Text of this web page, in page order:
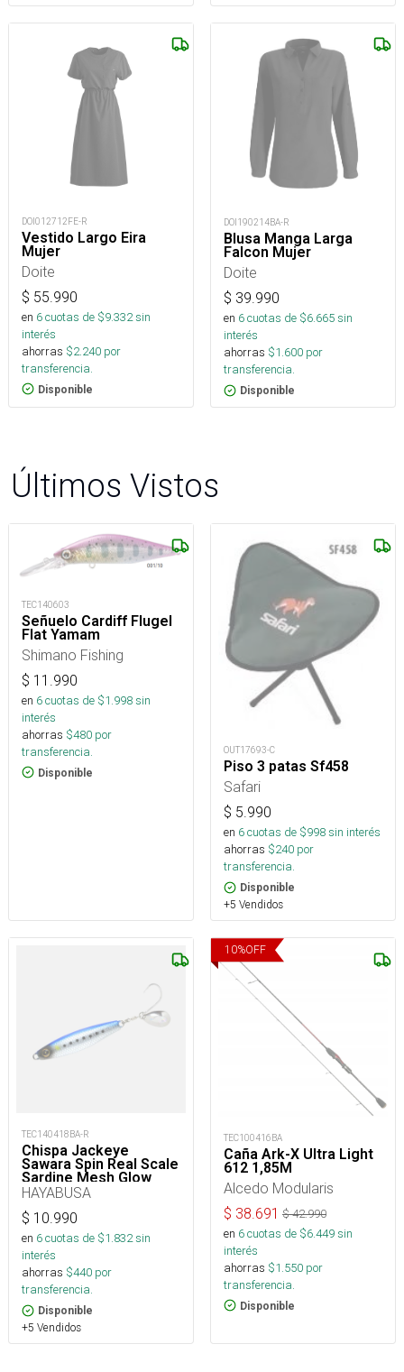
DOI012712FE-R
Vestido Largo Eira
Mujer
Doite
$ 55.990
en 6cuotas de $9.332sin
interés
ahorras $2.240 por
transferencia.
Disponible
DOI190214BA-R
Blusa Manga Larga
Falcon Mujer
Doite
$ 39.990
en 6cuotas de $6.665sin
interés
ahorras $1.600 por
transferencia.
Disponible
Últimos Vistos
TEC140603
Señuelo Cardiff Flugel
Flat Yamam
Shimano Fishing
$ 11.990
en 6cuotas de $1.998sin
interés
ahorras $480 por
transferencia.
Disponible
OUT17693-C
Piso 3 patas Sf458
Safari
$ 5.990
en 6cuotas de $998sin interés
ahorras $240 por
transferencia.
Disponible
+5 Vendidos
TEC140418BA-R
Chispa Jackeye
Sawara Spin Real Scale
Sardine Mesh Glow
Fs437/445-60-1_
HAYABUSA
$ 10.990
en 6cuotas de $1.832sin
interés
ahorras $440 por
transferencia.
Disponible
+5 Vendidos
10%OFF
TEC100416BA
Caña Ark-X Ultra Light
612 1,85M
Alcedo Modularis
$ 38.691 $42.990
en 6cuotas de $6.449sin
interés
ahorras $1.550 por
transferencia.
Disponible